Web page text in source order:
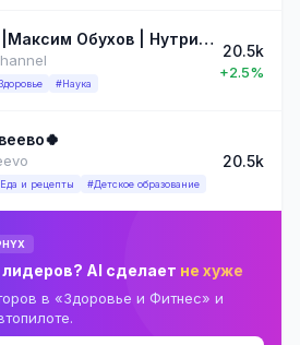
Биохакинг |Максим Обухов | Нутрициология
#Наука
20.5k
+2.5%
и рецепты #Детское образование
20.5k
AI сделает не хуже
в «Здоровье и Фитнес» и